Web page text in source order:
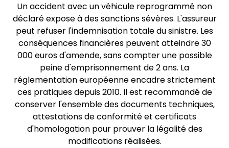
Un accident avec un véhicule reprogrammé non
déclaré expose à des sanctions sévères. L'assureur
peut refuser l'indemnisation totale du sinistre. Les
conséquences financières peuvent atteindre 30
000 euros d'amende, sans compter une possible
peine d'emprisonnement de 2 ans. La
réglementation européenne encadre strictement
ces pratiques depuis 2010. Il est recommandé de
conserver l'ensemble des documents techniques,
attestations de conformité et certificats
d'homologation pour prouver la légalité des
modifications réalisées.